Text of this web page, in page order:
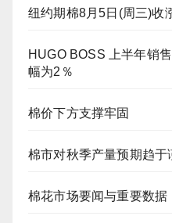
纽约期棉8月5日(周三)收
HUGO BOSS 上半年销
幅为2％
棉价下方支撑牢固
棉市对秋季产量预期趋于
棉花市场要闻与重要数据